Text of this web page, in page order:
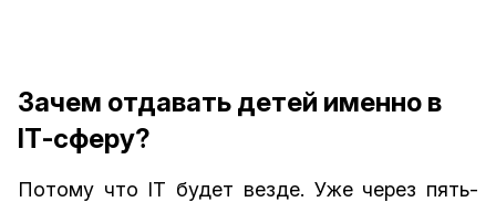
Зачем отдавать детей именно в
IТ-сферу?
Потому что IТ будет везде. Уже через пять-